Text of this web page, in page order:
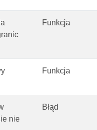
Funkcja
Funkcja
nie
Błąd